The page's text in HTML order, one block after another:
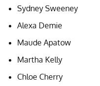
Sydney Sweeney
Alexa Demie
Maude Apatow
Martha Kelly
Chloe Cherry